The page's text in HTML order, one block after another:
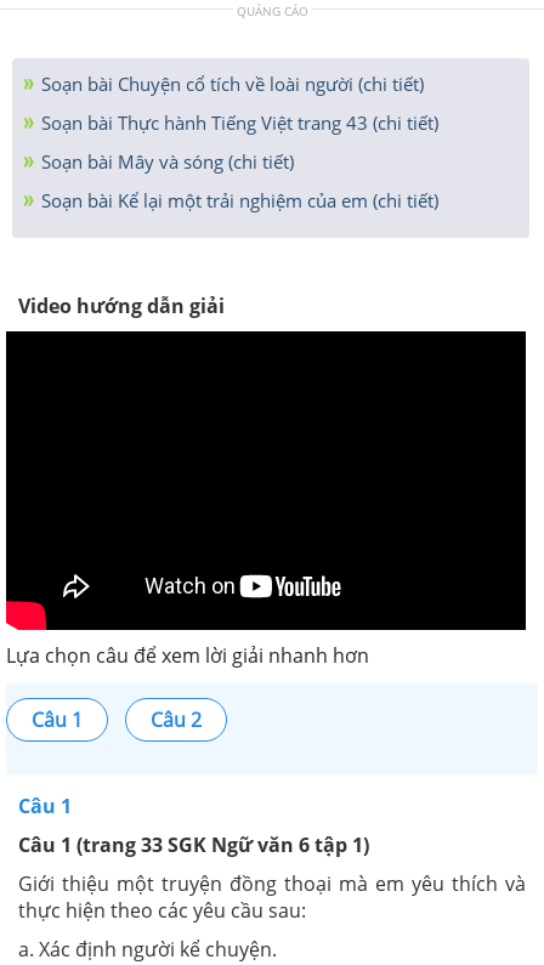
QUẢNG CÁO
Soạn bài Chuyện cổ tích về loài người (chi tiết)
Soạn bài Thực hành Tiếng Việt trang 43 (chi tiết)
Soạn bài Mây và sóng (chi tiết)
Soạn bài Kể lại một trải nghiệm của em (chi tiết)
Video hướng dẫn giải
Lựa chọn câu để xem lời giải nhanh hơn
Câu 1 Câu 2
Câu 1
Câu 1 (trang 33 SGK Ngữ văn 6 tập 1)
Giới thiệu một truyện đồng thoại mà em yêu thích và
thực hiện theo các yêu cầu sau:
a. Xác định người kể chuyện.